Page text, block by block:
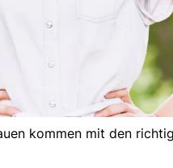
kommen mit den